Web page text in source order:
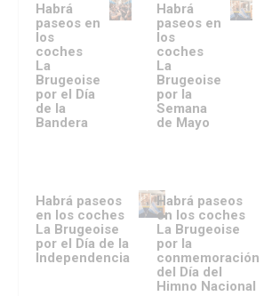
Habrá
paseos en
los
coches
La
Brugeoise
por el Día
de la
Bandera
Habrá
paseos en
los
coches
La
Brugeoise
por la
Semana
de Mayo
Habrá paseos
en los coches
La Brugeoise
por el Día de la
Independencia
Habrá paseos
en los coches
La Brugeoise
por la
conmemoración
del Día del
Himno Nacional